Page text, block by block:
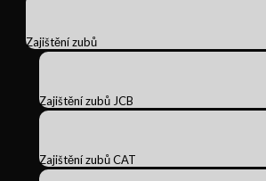
Zajištění zubů
Zajištění zubů JCB
Zajištění zubů CAT